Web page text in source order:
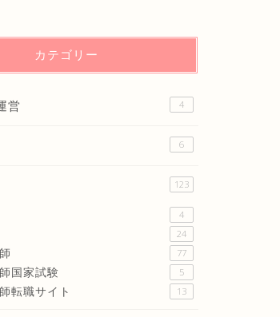
カテゴリー
営 4
6
123
4
24
77
国家試験 5
転職サイト 13